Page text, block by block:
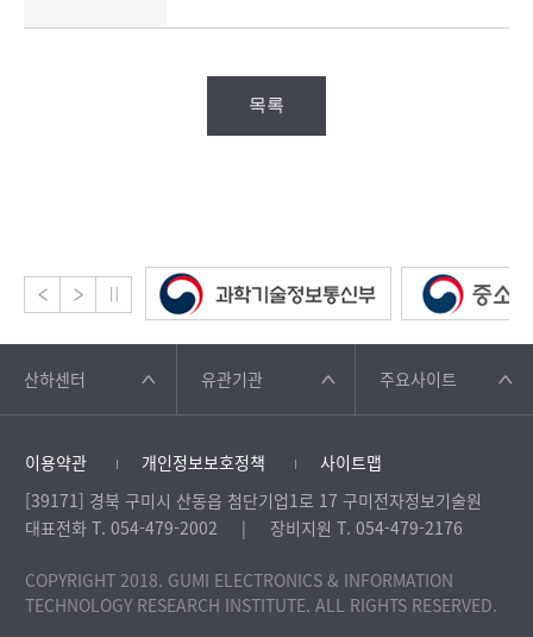
목록
산하센터 유관기관 주요사이트
이용약관 개인정보보호정책
사이트맵
[39171] 경북 구미시 산동읍 첨단기업1로 17 구미전자정보기술원
대표전화 T. 054-479-2002
장비지원 T. 054-479-2176
COPYRIGHT 2018. GUMI ELECTRONICS & INFORMATION
TECHNOLOGY RESEARCH INSTITUTE. ALL RIGHTS RESERVED.